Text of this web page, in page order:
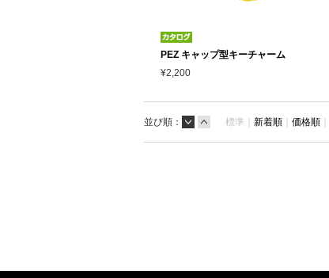
PEZ キャップ型キーチャーム
¥2,200
並び順： 標準｜ 新着順 ｜ 価格順 ｜